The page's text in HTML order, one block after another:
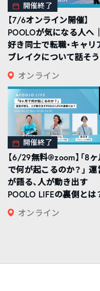
開催終了
【7/6オンライン開催】
POOLOが気になる人へ
好き同士で転職・キャリ
ブレイクについて話そう
オンライン
開催終了
【6/29無料@zoom】「8
で何が起こるのか？」 運
が語る、人が動き出す
POOLO LIFEの裏側とは
オンライン